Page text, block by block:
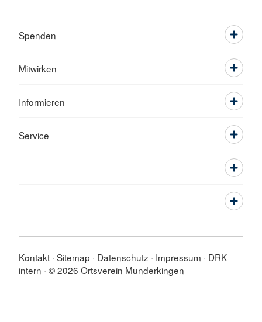
Spenden
Mitwirken
Informieren
Service
Kontakt Sitemap Datenschutz Impressum
DRK
intern © 2026 Ortsverein Munderkingen